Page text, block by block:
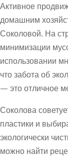
Активное
домашним
Соколовой. На
минимизации
использовании
что забота об
— это отличное
Соколова
пластики и
экологически
можно найти